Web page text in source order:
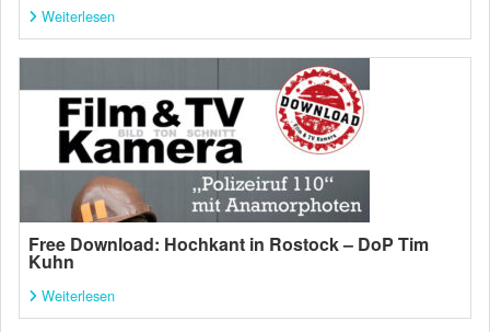
Weiterlesen
Free Download: Hochkant in Rostock – DoP Tim
Kuhn
Weiterlesen